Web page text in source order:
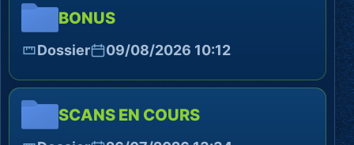
BONUS
Dossier 09/08/2026 10:12
SCANS EN COURS